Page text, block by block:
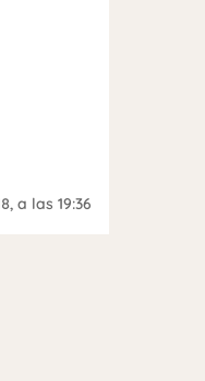
, a las 19:36